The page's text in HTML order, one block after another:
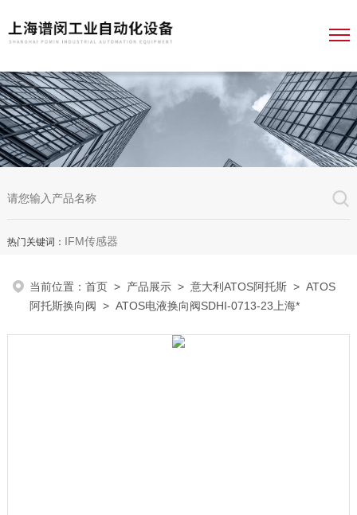
热门关键词： IFM传感器
当前位置：首页 > 产品展示 >意大利ATOS阿托斯 >ATOS
阿托斯换向阀 > ATOS电液换向阀SDHI-0713-23上海*